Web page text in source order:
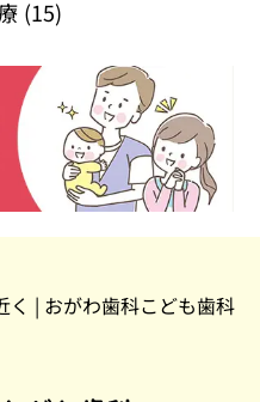
(15)
く | おがわ歯科こども歯科